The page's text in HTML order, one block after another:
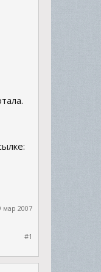
мар 2007
#1